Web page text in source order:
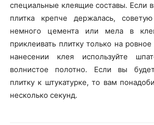
специальные клеящие составы. Если
плитка крепче держалась,
немного цемента или мела в
приклеивать плитку только на
нанесении клея используйте
волнистое полотно. Если вы
плитку к штукатурке, то вам
несколько секунд.